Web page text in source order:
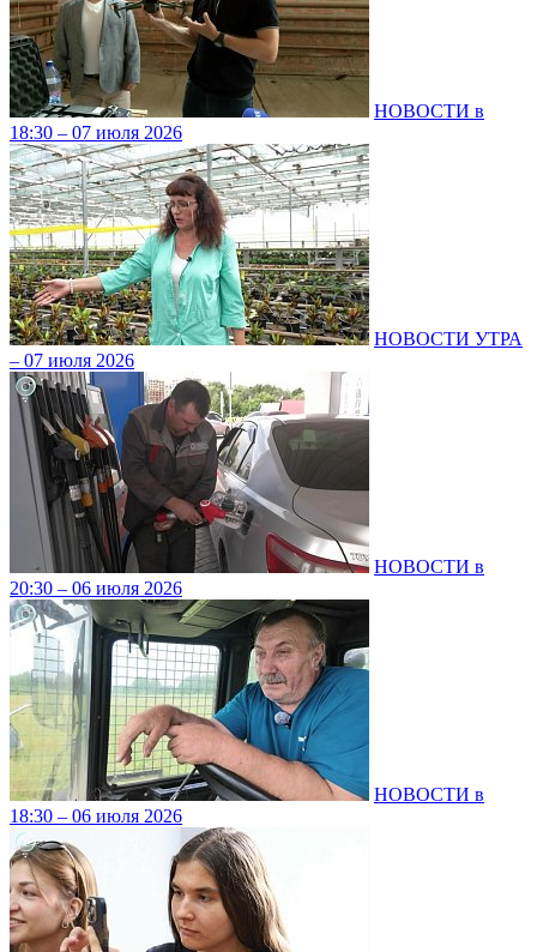
НОВОСТИ в
18:30 – 07 июля 2026
НОВОСТИ УТРА
– 07 июля 2026
НОВОСТИ в
20:30 – 06 июля 2026
НОВОСТИ в
18:30 – 06 июля 2026